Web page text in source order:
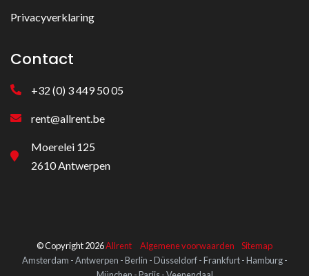
Privacyverklaring
Contact
+32 (0) 3 449 50 05
rent@allrent.be
Moerelei 125
2610 Antwerpen
© Copyright 2026Allrent Algemene voorwaarden
Sitemap
Amsterdam - Antwerpen - Berlin - Düsseldorf - Frankfurt - Hamburg -